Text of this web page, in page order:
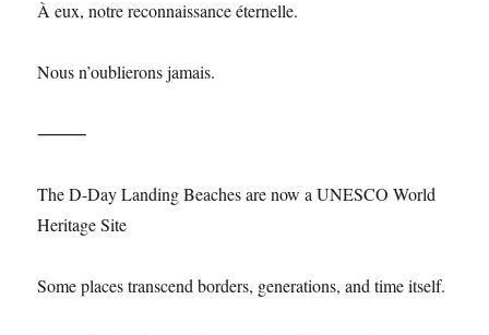
À eux, notre reconnaissance éternelle.
Nous n’oublierons jamais.
⸻
The D-Day Landing Beaches are now a UNESCO World
Heritage Site
Some places transcend borders, generations, and time itself.